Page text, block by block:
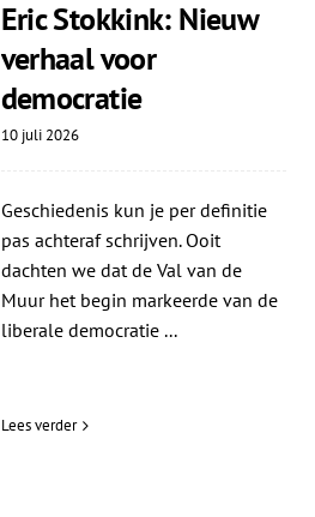
Eric Stokkink: Nieuw
verhaal voor
democratie
10 juli 2026
Geschiedenis kun je per definitie
pas achteraf schrijven. Ooit
dachten we dat de Val van de
Muur het begin markeerde van de
liberale democratie ...
Lees verder